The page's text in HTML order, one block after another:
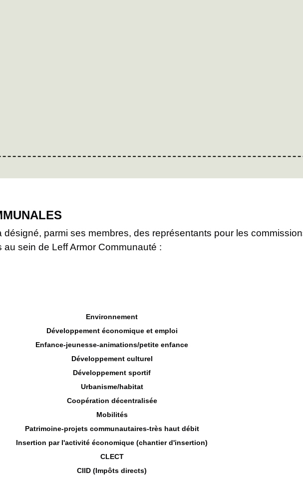
parmi ses membres, des représentants pour les
sein de Leff Armor Communauté :
Environnement
Développement économique et emploi
Enfance-jeunesse-animations/petite enfance
Développement culturel
Développement sportif
Urbanisme/habitat
Coopération décentralisée
Mobilités
Patrimoine-projets communautaires-très haut débit
Insertion par l'activité économique (chantier d'insertion)
CLECT
CIID (Impôts directs)